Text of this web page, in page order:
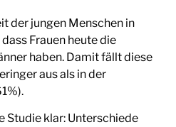
der jungen Menschen in
Frauen heute die
haben. Damit fällt diese
aus als in der
Studie klar: Unterschiede